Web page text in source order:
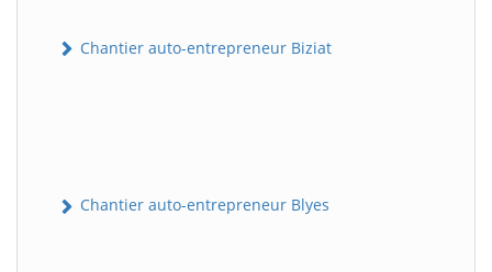
Chantier auto-entrepreneur Biziat
Chantier auto-entrepreneur Blyes